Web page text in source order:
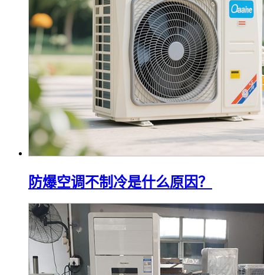
防爆空调不制冷是什么原因？